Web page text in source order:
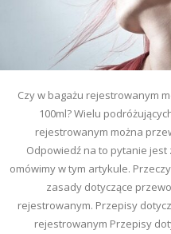
Czy w bagażu rejestrowanym
100ml? Wielu
rejestrowanym można
Odpowiedź na to pytanie
omówimy w tym artykule.
zasady dotyczące
rejestrowanym. Przepisy
rejestrowanym Przepisy